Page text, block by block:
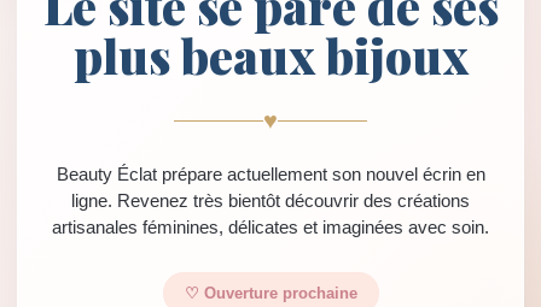
plus beaux bijoux
♥
Beauty Éclat prépare actuellement son nouvel écrin en
ligne. Revenez très bientôt découvrir des créations
artisanales féminines, délicates et imaginées avec soin.
♡ Ouverture prochaine